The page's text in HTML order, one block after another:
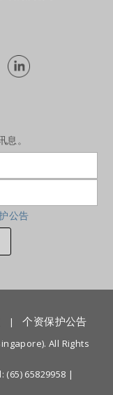
。
公告
| 个资保护公告
All Rights
(65) 65829958 |